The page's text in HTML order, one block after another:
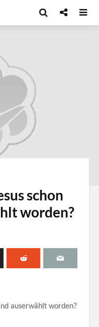
schon
worden?
auserwählt worden?